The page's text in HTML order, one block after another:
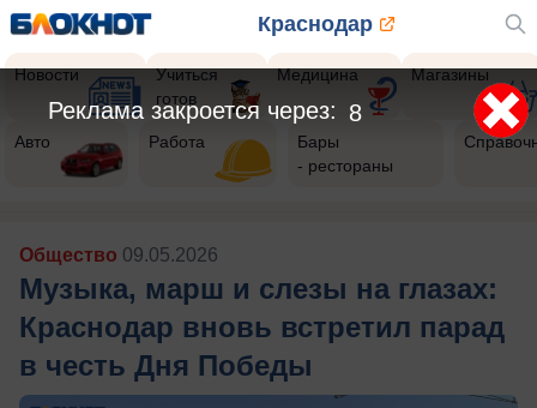
Краснодар
Новости
Учиться
готов
Медицина Магазины
Авто Работа
Бары
- рестораны
Общество 09.05.2026
Музыка, марш и слезы на глазах:
Краснодар вновь встретил парад
в честь Дня Победы
5
Реклама закроется через: